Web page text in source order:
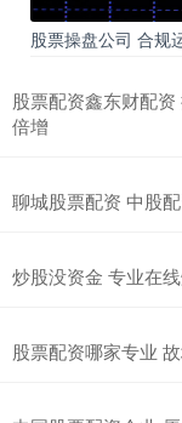
股票操盘公司 合规
股票配资鑫东财配
倍增
聊城股票配资 中股
炒股没资金 专业在
股票配资哪家专业